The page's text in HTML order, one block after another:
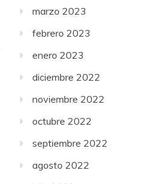
marzo 2023
febrero 2023
enero 2023
diciembre 2022
noviembre 2022
octubre 2022
septiembre 2022
agosto 2022